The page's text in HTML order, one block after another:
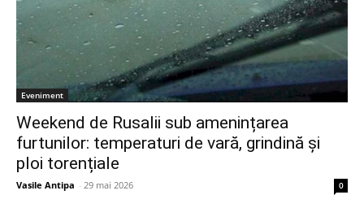
Eveniment
Weekend de Rusalii sub amenințarea
furtunilor: temperaturi de vară, grindină și
ploi torențiale
Vasile Antipa - 29 mai 2026 0